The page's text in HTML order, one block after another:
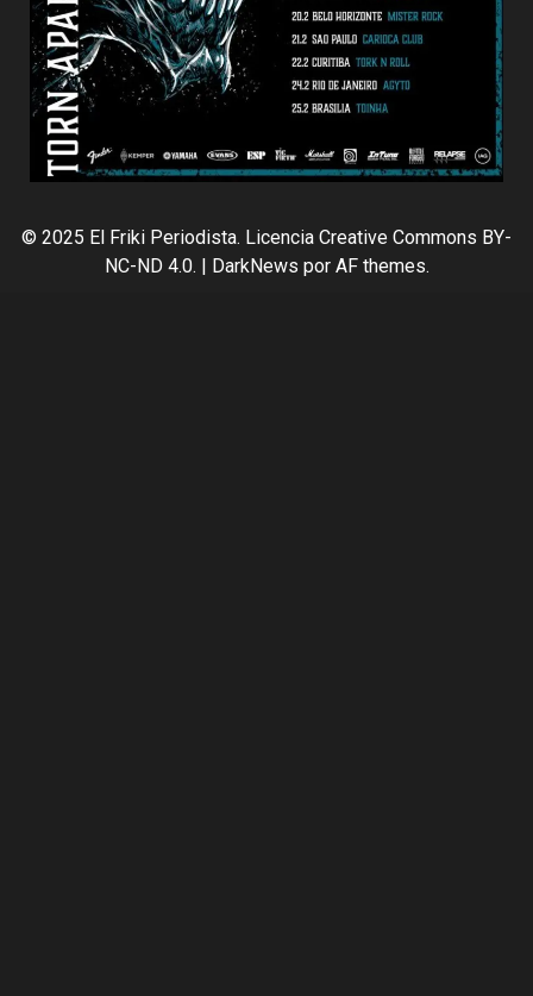
© 2025 El Friki Periodista. Licencia Creative Commons BY-
NC-ND 4.0. | DarkNews por AF themes.